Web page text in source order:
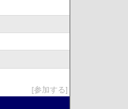
参加する